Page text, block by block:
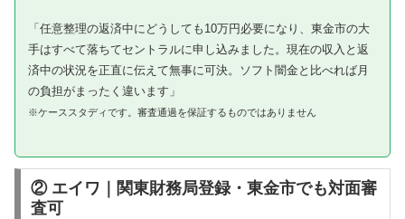
「任意整理の返済中にどうしても10万円必要になり、東金市の大
手はすべて落ちてセントラルに申し込みました。現在の収入と返
済中の状況を正直に伝えて無事に可決。ソフト闇金と比べれば月
の負担がまったく違います」
※ケーススタディです。審査通過を保証するものではありません
② エイワ｜関東財務局登録・東金市でも対面審
査可